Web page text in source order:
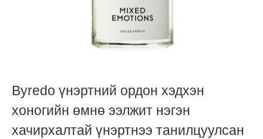
Byredo үнэртний ордон хэдхэн
хоногийн өмнө ээлжит нэгэн
хачирхалтай үнэртнээ танилцуулсан